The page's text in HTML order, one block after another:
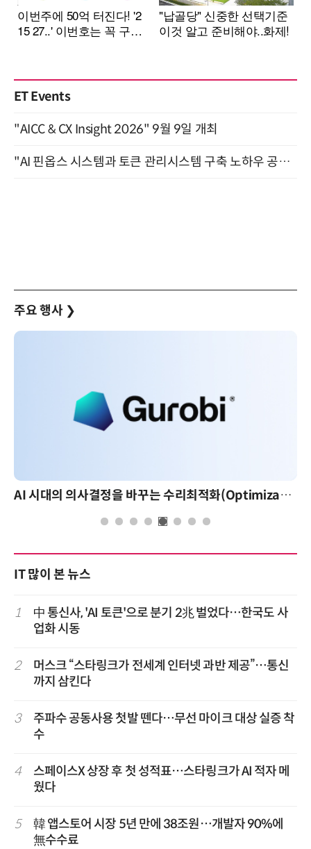
ET Events
"AICC & CX Insight 2026" 9월 9일 개최
"AI 핀옵스 시스템과 토큰 관리시스템 구축 노하우 공개" 잠실 한국광고문화회관 2층 대회의실 (8/21)
주요 행사 ❯
AI 시대의 의사결정을 바꾸는 수리최적화(Optimization): 실제 산업 적용 사례와 활용 전략 AI 핀옵스 실전 세미나: 폭증하는 AI 토큰 비용 관
IT 많이 본 뉴스
1
中 통신사, 'AI 토큰'으로 분기 2兆 벌었다…한국도 사
업화 시동
2
머스크 “스타링크가 전세계 인터넷 과반 제공”…통신
까지 삼킨다
3
주파수 공동사용 첫발 뗀다…무선 마이크 대상 실증 착
수
4
스페이스X 상장 후 첫 성적표…스타링크가 AI 적자 메
웠다
5
韓 앱스토어 시장 5년 만에 38조원…개발자 90%에
無수수료